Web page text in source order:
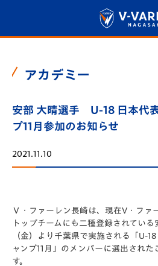
アカデミー
安部 大晴選手 U-18 日本代
プ11月参加のお知らせ
2021.11.10
Ｖ・ファーレン長崎は、現在V・ファ
トップチームにも二種登録されている
（金）より千葉県で実施される「U-
ャンプ11月」のメンバーに選出された
す。